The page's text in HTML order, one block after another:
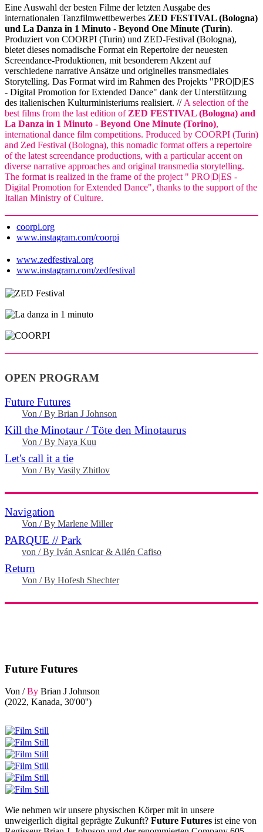
Eine Auswahl der besten Filme der letzten Ausgabe des
internationalen Tanzfilmwettbewerbes ZED FESTIVAL (Bologna)
und La Danza in 1 Minuto - Beyond One Minute (Turin).
Produziert von COORPI (Turin) und ZED-Festival (Bologna),
bietet dieses nomadische Format ein Repertoire der neuesten
Screendance-Produktionen, mit besonderem Akzent auf
verschiedene narrative Ansätze und originelles transmediales
Storytelling. Das Format wird im Rahmen des Projekts "PRO|D|ES
- Digital Promotion for Extended Dance" dank der Unterstützung
des italienischen Kulturministeriums realisiert. // A selection of the
best films from the last edition of ZED FESTIVAL (Bologna) and
La Danza in 1 Minuto - Beyond One Minute (Torino),
international dance film competitions. Produced by COORPI (Turin)
and Zed Festival (Bologna), this nomadic format offers a repertoire
of the latest screendance productions, with a particular accent on
diverse narrative approaches and original transmedia storytelling.
The format is realized in the frame of the project " PRO|D|ES -
Digital Promotion for Extended Dance", thanks to the support of the
Italian Ministry of Culture.
coorpi.org
www.instagram.com/coorpi
www.zedfestival.org
www.instagram.com/zedfestival
OPEN PROGRAM
Future Futures
Von / By Brian J Johnson
Kill the Minotaur / Töte den Minotaurus
Von / By Naya Kuu
Let's call it a tie
Von / By Vasily Zhitlov
Navigation
Von / By Marlene Miller
PARQUE // Park
von / By Iván Asnicar & Ailén Cafiso
Return
Von / By Hofesh Shechter
Future Futures
Von /By Brian J Johnson
(2022, Kanada, 30'00'')
Wie nehmen wir unsere physischen Körper mit in unsere
unweigerlich digital geprägte Zukunft? Future Futures ist eine von